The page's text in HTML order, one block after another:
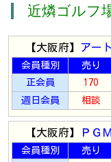
近燐ゴルフ
【大阪府】 アー
会員種別 売り
正会員
170
週日会員
相談
【大阪府】 ＰＧ
会員種別 売り